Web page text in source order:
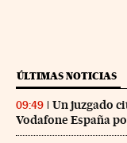
ÚLTIMAS NOTICIAS
09:49
Un juzgado
Vodafone España